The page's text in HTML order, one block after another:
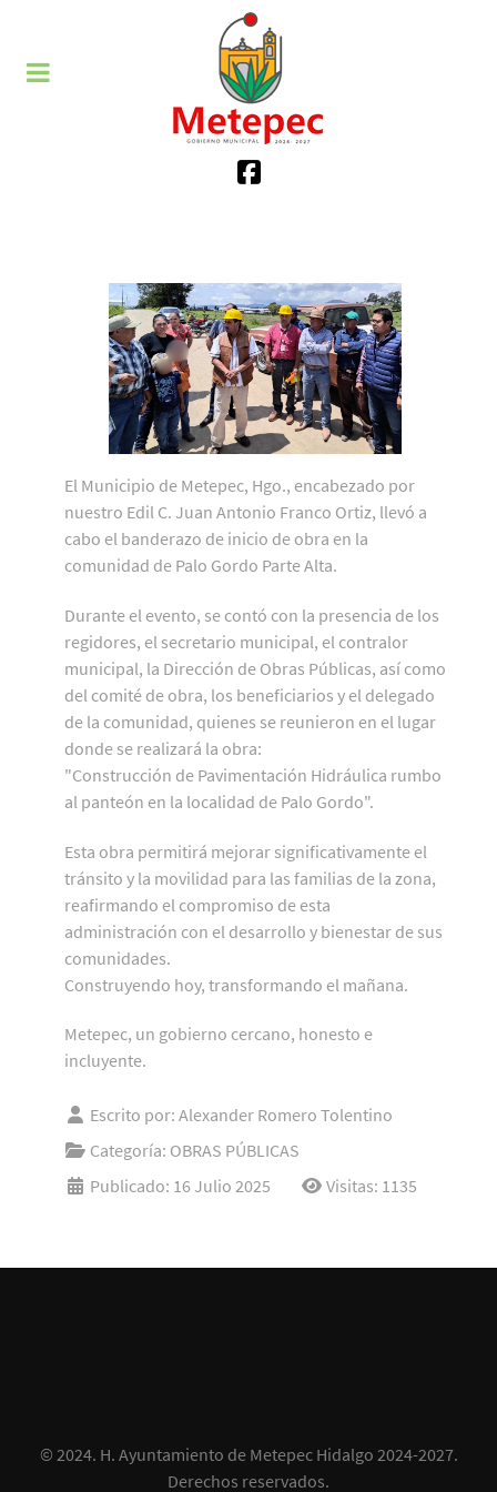
El Municipio de Metepec, Hgo., encabezado por
nuestro Edil C. Juan Antonio Franco Ortiz, llevó a
cabo el banderazo de inicio de obra en la
comunidad de Palo Gordo Parte Alta.
Durante el evento, se contó con la presencia de los
regidores, el secretario municipal, el contralor
municipal, la Dirección de Obras Públicas, así como
del comité de obra, los beneficiarios y el delegado
de la comunidad, quienes se reunieron en el lugar
donde se realizará la obra:
"Construcción de Pavimentación Hidráulica rumbo
al panteón en la localidad de Palo Gordo".
Esta obra permitirá mejorar significativamente el
tránsito y la movilidad para las familias de la zona,
reafirmando el compromiso de esta
administración con el desarrollo y bienestar de sus
comunidades.
Construyendo hoy, transformando el mañana.
Metepec, un gobierno cercano, honesto e
incluyente.
Escrito por: Alexander Romero Tolentino
Categoría: OBRAS PÚBLICAS
Publicado: 16 Julio 2025
Visitas: 1135
© 2024. H. Ayuntamiento de Metepec Hidalgo 2024-2027.
Derechos reservados.